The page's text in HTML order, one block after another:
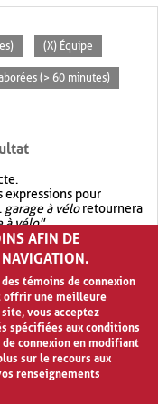
(X) Équipe
(> 60 minutes)
expressions pour
garage à véloretournera
à vélo".
OR.garage OR vélo
garage à vélo
AFIN DE
NAVIGATION.
témoins de connexion
offrir une meilleure
vous acceptez
spécifiées aux conditions
connexion en modifiant
sur le recours aux
renseignements